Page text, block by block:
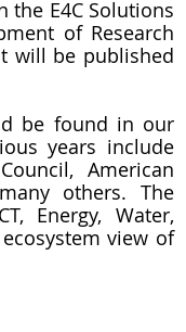
E4C Solutions
of Research
will be published
years include
American
others. The
Energy, Water,
view of